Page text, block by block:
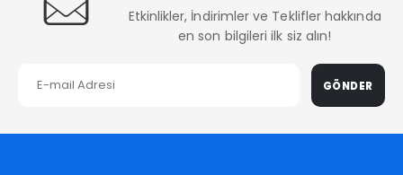
Etkinlikler, İndirimler ve Teklifler hakkında
en son bilgileri ilk siz alın!
GÖNDER